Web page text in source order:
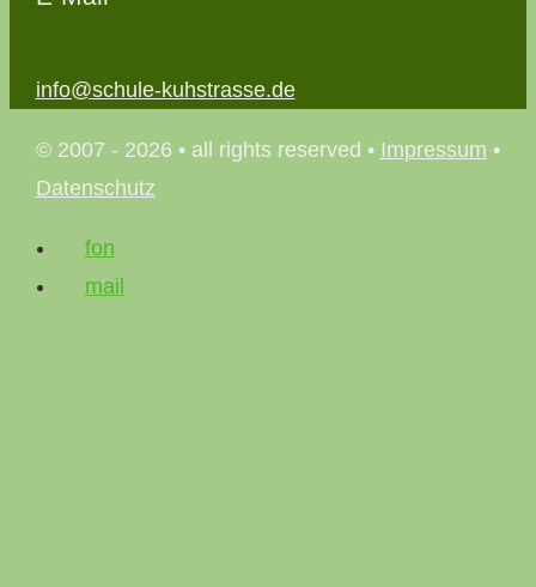
info@schule-kuhstrasse.de
© 2007 - 2026 • all rights reserved • Impressum •
Datenschutz
fon
mail